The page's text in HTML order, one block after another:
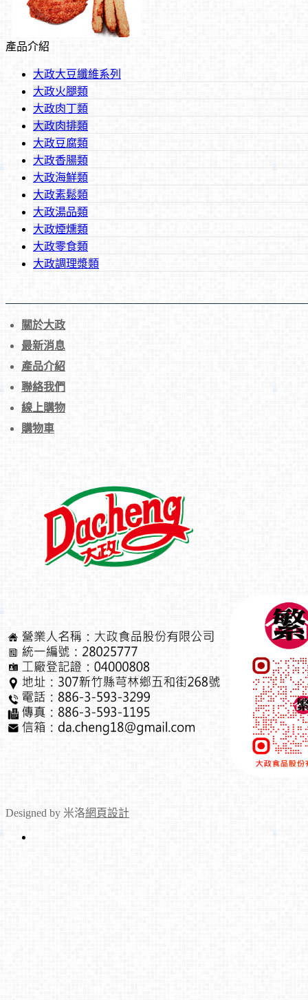
紅麴排【純素 / 蛋素】
香雞排【純素 / 蛋素】
香酥排【蛋素】
御品牛排【蛋素】
產品介紹
大政大豆纖維系列
大政火腿類
大政肉丁類
大政肉排類
大政豆腐類
大政香腸類
大政海鮮類
大政素鬆類
大政湯品類
大政煙燻類
大政零食類
大政調理漿類
關於大政
最新消息
產品介紹
聯絡我們
線上購物
購物車
Designed by 米洛網頁設計